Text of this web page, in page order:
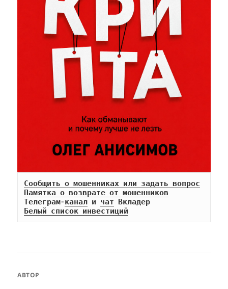
Сообщить о мошенниках или задать вопрос
Памятка о возврате от мошенников
Телеграм-канал и чат
Белый список инвестиций
АВТОР